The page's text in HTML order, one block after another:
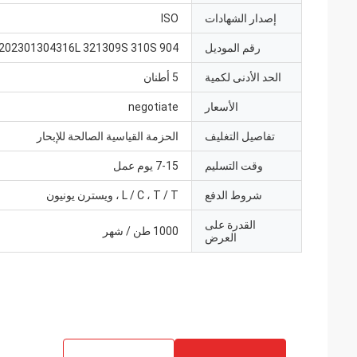
إصدار الشهادات ISO
رقم الموديل 321309S 310S 904
الحد الأدنى لكمية 5 أطنان
الأسعار negotiate
تفاصيل التغليف الحزمة القياسية الصالحة للإبحار
وقت التسليم 7-15 يوم عمل
شروط الدفع L / C ، T / T ، ويسترن يونيون
القدرة على
العرض
1000 طن / شهر